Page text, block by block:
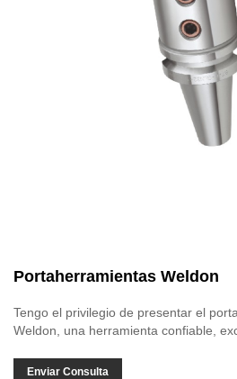
Portaherramientas Weldon
Tengo el privilegio de presentar el
Weldon, una herramienta confiable,
Enviar Consulta